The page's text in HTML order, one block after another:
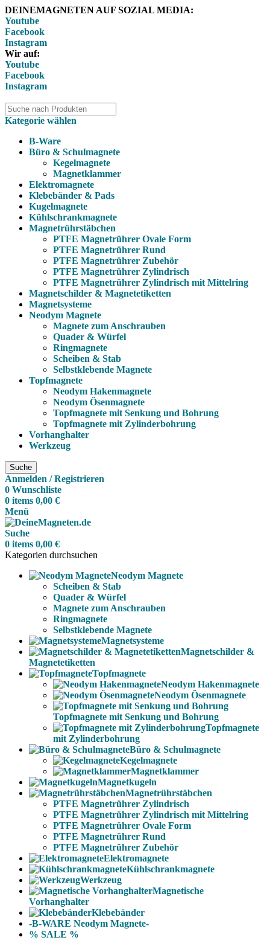
DEINEMAGNETEN AUF SOZIAL MEDIA:
Youtube
Facebook
Instagram
Wir auf:
Youtube
Facebook
Instagram
Kategorie wählen
B-Ware
Büro & Schulmagnete
Kegelmagnete
Magnetklammer
Elektromagnete
Klebebänder & Pads
Kugelmagnete
Kühlschrankmagnete
Magnetrührstäbchen
PTFE Magnetrührer Ovale Form
PTFE Magnetrührer Rund
PTFE Magnetrührer Zubehör
PTFE Magnetrührer Zylindrisch
PTFE Magnetrührer Zylindrisch mit Mittelring
Magnetschilder & Magnetetiketten
Magnetsysteme
Neodym Magnete
Magnete zum Anschrauben
Quader & Würfel
Ringmagnete
Scheiben & Stab
Selbstklebende Magnete
Topfmagnete
Neodym Hakenmagnete
Neodym Ösenmagnete
Topfmagnete mit Senkung und Bohrung
Topfmagnete mit Zylinderbohrung
Vorhanghalter
Werkzeug
Suche
Anmelden / Registrieren
0 Wunschliste
0 items 0,00 €
Menü
Suche
0 items 0,00 €
Kategorien durchsuchen
Neodym Magnete
Scheiben & Stab
Quader & Würfel
Magnete zum Anschrauben
Ringmagnete
Selbstklebende Magnete
Magnetsysteme
Magnetschilder &
Magnetetiketten
Topfmagnete
Neodym Hakenmagnete
Neodym Ösenmagnete
Topfmagnete mit Senkung und Bohrung
Topfmagnete
mit Zylinderbohrung
Büro & Schulmagnete
Kegelmagnete
Magnetklammer
Magnetkugeln
Magnetrührstäbchen
PTFE Magnetrührer Zylindrisch
PTFE Magnetrührer Zylindrisch mit Mittelring
PTFE Magnetrührer Ovale Form
PTFE Magnetrührer Rund
PTFE Magnetrührer Zubehör
Elektromagnete
Kühlschrankmagnete
Werkzeug
Magnetische
Vorhanghalter
Klebebänder
-B-WARE Neodym Magnete-
% SALE %